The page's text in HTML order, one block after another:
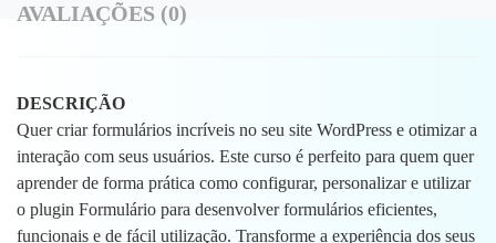
AVALIAÇÕES (0)
DESCRIÇÃO
Quer criar formulários incríveis no seu site WordPress e otimizar a
interação com seus usuários. Este curso é perfeito para quem quer
aprender de forma prática como configurar, personalizar e utilizar
o plugin Formulário para desenvolver formulários eficientes,
funcionais e de fácil utilização. Transforme a experiência dos seus